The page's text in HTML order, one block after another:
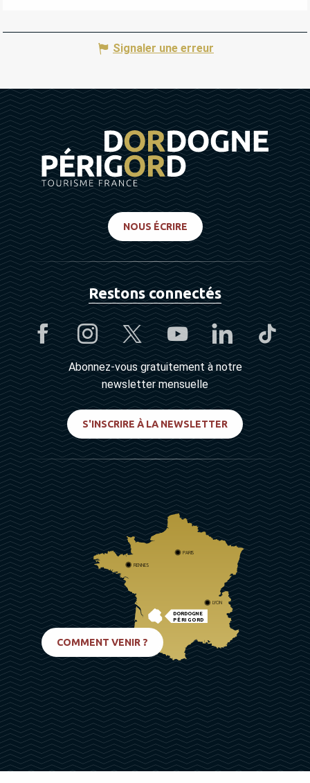
Signaler une erreur
NOUS ÉCRIRE
Restons connectés
Abonnez-vous gratuitement à notre
newsletter mensuelle
S'INSCRIRE À LA NEWSLETTER
DORDOGNE
PÉRIGORD
PARIS
RENNES
LYON
COMMENT VENIR ?